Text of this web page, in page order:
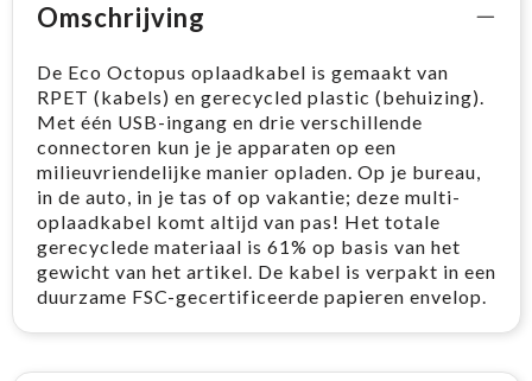
Omschrijving
De Eco Octopus oplaadkabel is gemaakt van
RPET (kabels) en gerecycled plastic (behuizing).
Met één USB-ingang en drie verschillende
connectoren kun je je apparaten op een
milieuvriendelijke manier opladen. Op je bureau,
in de auto, in je tas of op vakantie; deze multi-
oplaadkabel komt altijd van pas! Het totale
gerecyclede materiaal is 61% op basis van het
gewicht van het artikel. De kabel is verpakt in een
duurzame FSC-gecertificeerde papieren envelop.